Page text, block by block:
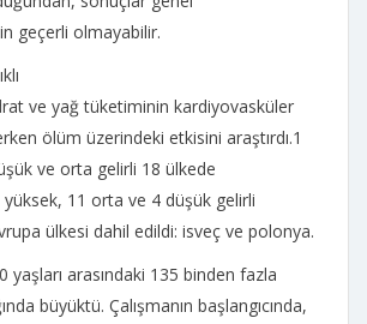
geçerli olmayabilir.
ve yağ tüketiminin kardiyovasküler
ölüm üzerindeki etkisini araştırdı.1
ve orta gelirli 18 ülkede
11 orta ve 4 düşük gelirli
ülkesi dahil edildi: isveç ve polonya.
yaşları arasındaki 135 binden fazla
büyüktü. Çalışmanın başlangıcında,